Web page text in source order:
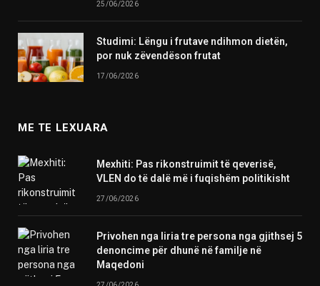
25/06/2026
Studimi: Lëngu i frutave ndihmon dietën,
por nuk zëvendëson frutat
17/06/2026
ME TE LEXUARA
Mexhiti: Pas rikonstruimit të qeverisë,
VLEN do të dalë më i fuqishëm politikisht
27/06/2026
Privohen nga liria tre persona nga gjithsej 5
denoncime për dhunë në familje në
Maqedoni